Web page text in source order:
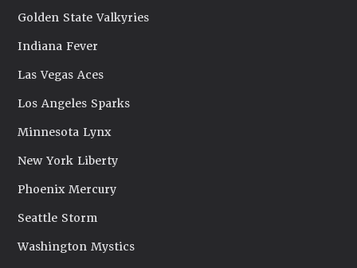
Golden State Valkyries
Indiana Fever
Las Vegas Aces
Los Angeles Sparks
Minnesota Lynx
New York Liberty
Phoenix Mercury
Seattle Storm
Washington Mystics